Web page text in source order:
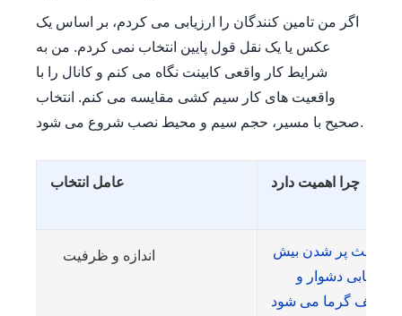
اگر من تامین کنندگان را ارزیابی می کردم، بر اساس یک
عکس یا یک نقل قول پایین انتخاب نمی کردم. من به
شرایط کار واقعی کابینت نگاه می کنم و کانال را با
واقعیت های کار سیم کشی مقایسه می کنم. انتخاب
صحیح با مسیر، حجم سیم و محیط نصب شروع می شود.
عامل انتخاب چرا اهمیت دارد
اندازه و ظرفیت
باعث پر شدن بیش
دشوار و